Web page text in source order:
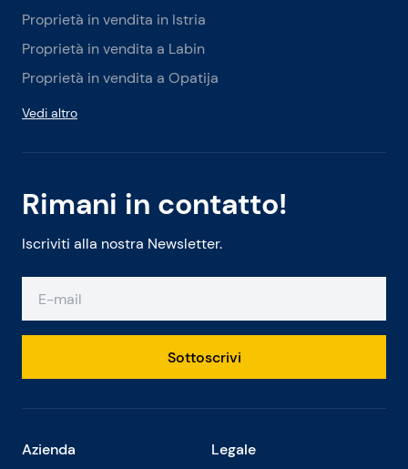
Rimani in contatto!
Iscriviti alla nostra Newsletter.
Sottoscrivi
Proprietà in vendita in Istria
Proprietà in vendita a Labin
Proprietà in vendita a Opatija
Vedi altro
Azienda Legale